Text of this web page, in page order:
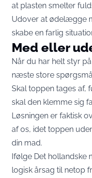
at plasten smelter
Udover at ødelægge
skabe en farlig
Med eller
Når du har helt styr
næste store
Skal toppen tages af,
skal den klemme sig
Løsningen er faktisk
af os, idet toppen
din mad.
Ifølge Det hollandske
logisk årsag til netop